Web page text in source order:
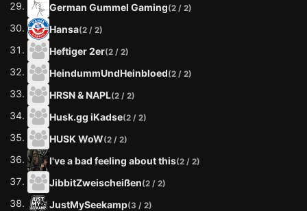
German Gummel Gaming(2 / 2)
Hansa(2 / 2)
Heftiger 2er(2 / 2)
HeindummUndHeinbloed(2 / 2)
HRSN & NAPL(2 / 2)
Husk.gg iKadse(2 / 2)
HUSK WoW(2 / 2)
I've a bad feeling about this(2 / 2)
JibbitZweischeißen(2 / 2)
JustMySeekamp(3 / 2)